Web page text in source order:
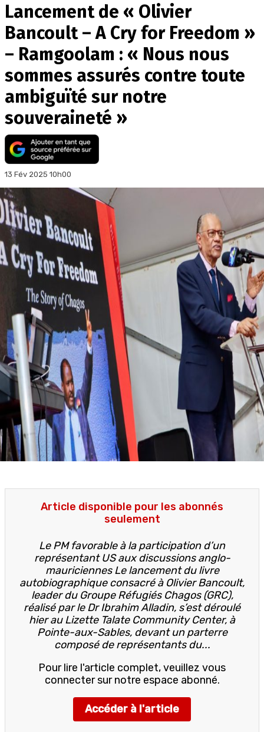
Lancement de « Olivier
Bancoult – A Cry for Freedom »
– Ramgoolam : « Nous nous
sommes assurés contre toute
ambiguïté sur notre
souveraineté »
13 Fév 2025 10h00
Article disponible pour les abonnés
seulement
Le PM favorable à la participation d’un
représentant US aux discussions anglo-
mauriciennes Le lancement du livre
autobiographique consacré à Olivier Bancoult,
leader du Groupe Réfugiés Chagos (GRC),
réalisé par le Dr Ibrahim Alladin, s’est déroulé
hier au Lizette Talate Community Center, à
Pointe-aux-Sables, devant un parterre
composé de représentants du...
Pour lire l'article complet, veuillez vous
connecter sur notre espace abonné.
Accéder à l'article